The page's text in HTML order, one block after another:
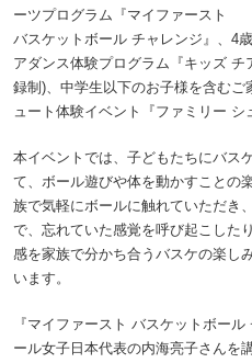
ーツプログラム『マイファースト
バスケットボール チャレンジ』、4
アダンス体験プログラム『キッズ
録制)、中学生以下のお子様を含む
ュート体験イベント『ファミリー シ
本イベントでは、子どもたちにバス
て、ボール遊びや体を動かすことの
族で気軽にボールに触れていただき
で、忘れていた感覚を呼び起こした
感を家族で分かち合うバスケの楽し
います。
『マイファースト バスケットボー
ール女子日本代表の内海亮子さんを